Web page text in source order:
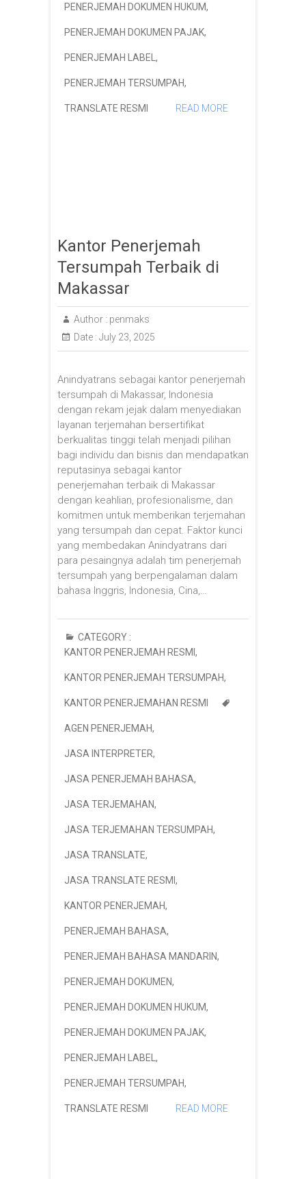
PENERJEMAH DOKUMEN HUKUM,
PENERJEMAH DOKUMEN PAJAK,
PENERJEMAH LABEL ,
PENERJEMAH TERSUMPAH,
TRANSLATE RESMI READ MORE
Kantor Penerjemah
Tersumpah Terbaik di
Makassar
Author : penmaks
Date : July 23, 2025
Anindyatrans sebagai kantor penerjemah
tersumpah di Makassar, Indonesia
dengan rekam jejak dalam menyediakan
layanan terjemahan bersertifikat
berkualitas tinggi telah menjadi pilihan
bagi individu dan bisnis dan mendapatkan
reputasinya sebagai kantor
penerjemahan terbaik di Makassar
dengan keahlian, profesionalisme, dan
komitmen untuk memberikan terjemahan
yang tersumpah dan cepat. Faktor kunci
yang membedakan Anindyatrans dari
para pesaingnya adalah tim penerjemah
tersumpah yang berpengalaman dalam
bahasa Inggris, Indonesia, Cina,…
CATEGORY :
KANTOR PENERJEMAH RESMI ,
KANTOR PENERJEMAH TERSUMPAH,
KANTOR PENERJEMAHAN RESMI
AGEN PENERJEMAH,
JASA INTERPRETER,
JASA PENERJEMAH BAHASA,
JASA TERJEMAHAN,
JASA TERJEMAHAN TERSUMPAH,
JASA TRANSLATE,
JASA TRANSLATE RESMI ,
KANTOR PENERJEMAH,
PENERJEMAH BAHASA,
PENERJEMAH BAHASA MANDARIN,
PENERJEMAH DOKUMEN,
PENERJEMAH DOKUMEN HUKUM,
PENERJEMAH DOKUMEN PAJAK,
PENERJEMAH LABEL ,
PENERJEMAH TERSUMPAH,
TRANSLATE RESMI READ MORE